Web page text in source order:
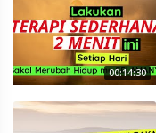
00:14:30